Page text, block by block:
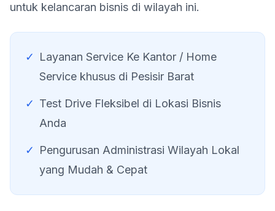
untuk kelancaran bisnis di wilayah ini.
✓
Layanan Service Ke Kantor / Home
Service khusus di Pesisir Barat
✓ Test Drive Fleksibel di Lokasi Bisnis
Anda
✓
Pengurusan Administrasi Wilayah Lokal
yang Mudah & Cepat